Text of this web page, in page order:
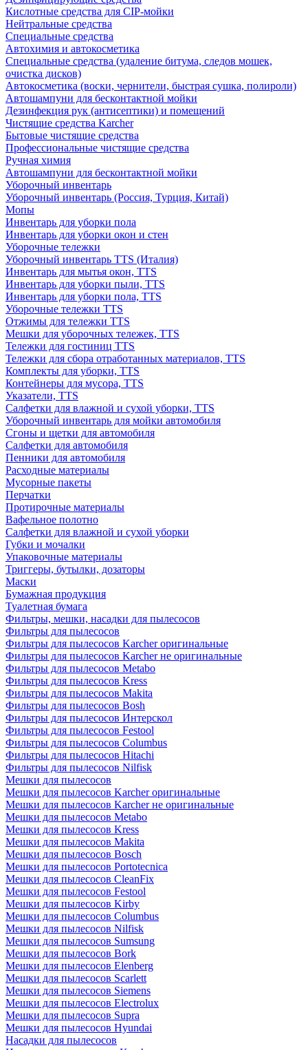
Кислотные средства для CIP-мойки
Нейтральные средства
Специальные средства
Автохимия и автокосметика
Специальные средства (удаление битума, следов мошек,
очистка дисков)
Автокосметика (воски, чернители, быстрая сушка, полироли)
Автошампуни для бесконтактной мойки
Дезинфекция рук (антисептики) и помещений
Чистящие средства Karcher
Бытовые чистящие средства
Профессиональные чистящие средства
Ручная химия
Автошампуни для бесконтактной мойки
Уборочный инвентарь
Уборочный инвентарь (Россия, Турция, Китай)
Мопы
Инвентарь для уборки пола
Инвентарь для уборки окон и стен
Уборочные тележки
Уборочный инвентарь TTS (Италия)
Инвентарь для мытья окон, TTS
Инвентарь для уборки пыли, TTS
Инвентарь для уборки пола, TTS
Уборочные тележки TTS
Отжимы для тележки TTS
Мешки для уборочных тележек, TTS
Тележки для гостиниц TTS
Тележки для сбора отработанных материалов, TTS
Комплекты для уборки, TTS
Контейнеры для мусора, TTS
Указатели, TTS
Салфетки для влажной и сухой уборки, TTS
Уборочный инвентарь для мойки автомобиля
Сгоны и щетки для автомобиля
Салфетки для автомобиля
Пенники для автомобиля
Расходные материалы
Мусорные пакеты
Перчатки
Протирочные материалы
Вафельное полотно
Салфетки для влажной и сухой уборки
Губки и мочалки
Упаковочные материалы
Триггеры, бутылки, дозаторы
Маски
Бумажная продукция
Туалетная бумага
Фильтры, мешки, насадки для пылесосов
Фильтры для пылесосов
Фильтры для пылесосов Karcher оригинальные
Фильтры для пылесосов Karcher не оригинальные
Фильтры для пылесосов Metabo
Фильтры для пылесосов Kress
Фильтры для пылесосов Makita
Фильтры для пылесосов Bosh
Фильтры для пылесосов Интерскол
Фильтры для пылесосов Festool
Фильтры для пылесосов Columbus
Фильтры для пылесосов Hitachi
Фильтры для пылесосов Nilfisk
Мешки для пылесосов
Мешки для пылесосов Karcher оригинальные
Мешки для пылесосов Karcher не оригинальные
Мешки для пылесосов Metabo
Мешки для пылесосов Kress
Мешки для пылесосов Makita
Мешки для пылесосов Bosch
Мешки для пылесосов Portotecnica
Мешки для пылесосов CleanFix
Мешки для пылесосов Festool
Мешки для пылесосов Kirby
Мешки для пылесосов Columbus
Мешки для пылесосов Nilfisk
Мешки для пылесосов Sumsung
Мешки для пылесосов Bork
Мешки для пылесосов Elenberg
Мешки для пылесосов Scarlett
Мешки для пылесосов Siemens
Мешки для пылесосов Electrolux
Мешки для пылесосов Supra
Мешки для пылесосов Hyundai
Насадки для пылесосов